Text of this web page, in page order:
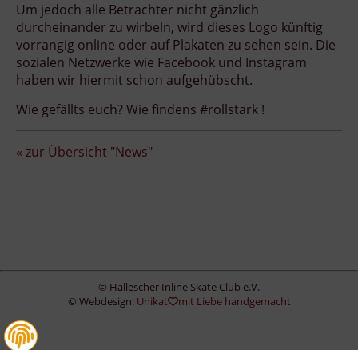
Um jedoch alle Betrachter nicht gänzlich
durcheinander zu wirbeln, wird dieses Logo künftig
vorrangig online oder auf Plakaten zu sehen sein. Die
sozialen Netzwerke wie Facebook und Instagram
haben wir hiermit schon aufgehübscht.
Wie gefällts euch? Wie findens #rollstark !
« zur Übersicht "News"
© Hallescher Inline Skate Club e.V.
© Webdesign: Unikat mit Liebe handgemacht